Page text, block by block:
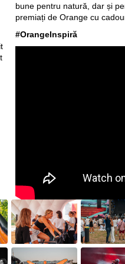
bune pentru natură, dar și
premiați de Orange cu
#OrangeInspiră